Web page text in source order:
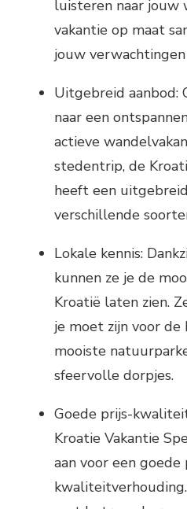
luisteren naar jouw
vakantie op maat
jouw
Uitgebreid aanbod:
naar een
actieve
stedentrip, de
heeft een
verschillende
Lokale kennis:
kunnen ze je de
Kroatië laten zien.
je moet zijn voor
mooiste
sfeervolle dorpjes.
Goede prijs-
Kroatie Vakantie
aan voor een goede